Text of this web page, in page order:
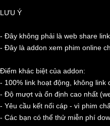
LƯU Ý
- Đây không phải là web share
- Đây là addon xem phim online
Điểm khác biệt của addon:
- 100% link hoạt động, không link
- Độ mượt và ổn định cao nhất
- Yêu cầu kết nối cáp - vì phim
- Các bạn có thể thử miễn phí